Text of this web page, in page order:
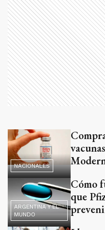
NACIONALES
ARGENTINA Y EL
MUNDO
Cómo
que